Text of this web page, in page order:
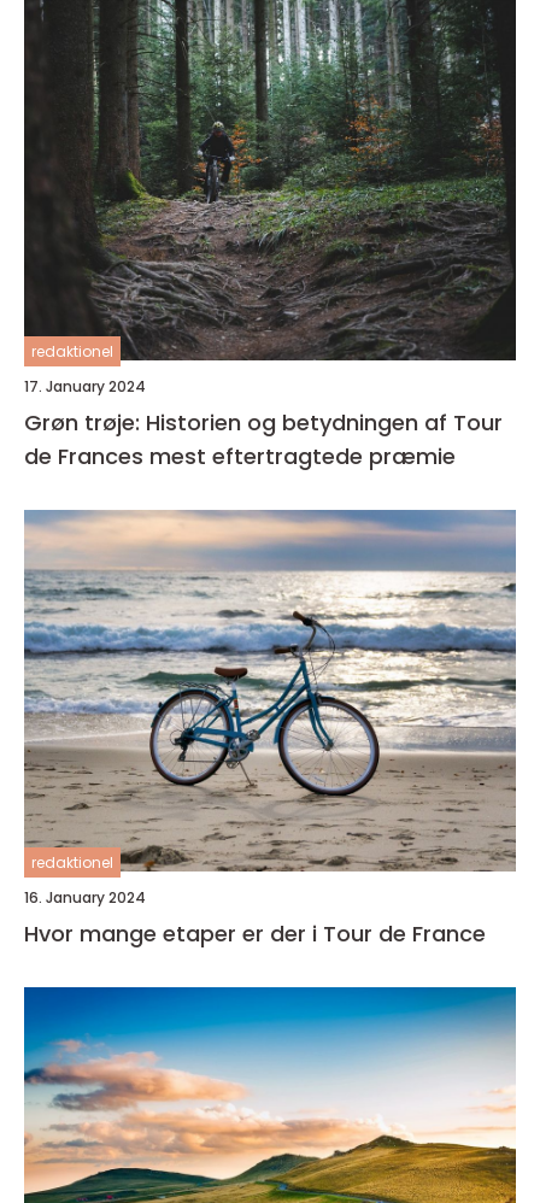
redaktionel
17. January 2024
Grøn trøje: Historien og betydningen af Tour
de Frances mest eftertragtede præmie
redaktionel
16. January 2024
Hvor mange etaper er der i Tour de France